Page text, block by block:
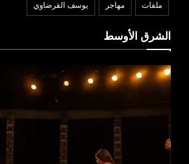
ملفات مهاجر يوسف القرضاوي
الشرق الأوسط